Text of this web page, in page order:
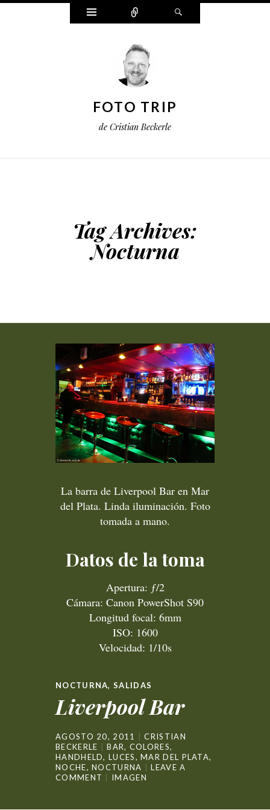
Widgets Connect
FOTO TRIP
de Cristian Beckerle
Tag Archives:
Nocturna
La barra de Liverpool Bar en Mar
del Plata. Linda iluminación. Foto
tomada a mano.
Datos de la toma
Apertura: ƒ/2
Cámara: Canon PowerShot S90
Longitud focal: 6mm
ISO: 1600
Velocidad: 1/10s
NOCTURNA,SALIDAS
Liverpool Bar
AGOSTO 20, 2011
CRISTIAN
BECKERLE
BAR, COLORES,
HANDHELD,LUCES,MAR DEL PLATA,
NOCHE,NOCTURNA
LEAVE A
COMMENT
IMAGEN